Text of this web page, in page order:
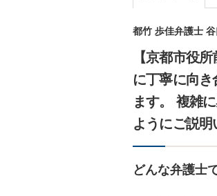
都竹 歩佳弁護士
【京都市役
に丁寧に向
ます。 複雑
ようにご説明
どんな弁護士